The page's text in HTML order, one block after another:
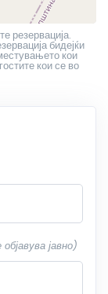
резервација.
бидејќи
кои
кои се во
јавно)